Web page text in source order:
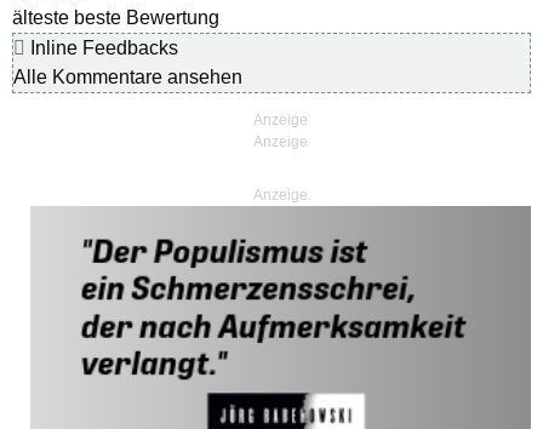
älteste beste Bewertung
Inline Feedbacks
Alle Kommentare ansehen
Anzeige